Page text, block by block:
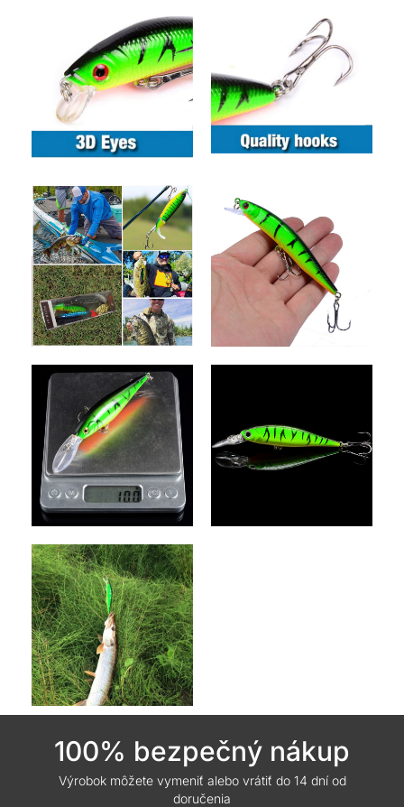
100% bezpečný nákup
Výrobok môžete vymeniť alebo vrátiť do 14 dní od
doručenia